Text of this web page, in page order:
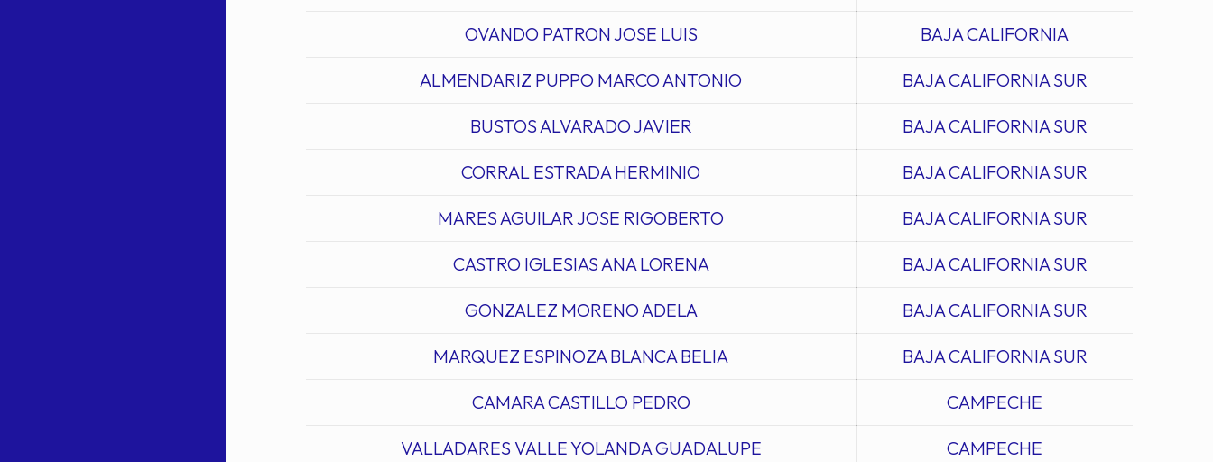
OVANDO PATRON JOSE LUIS BAJA CALIFORNIA
ALMENDARIZ PUPPO MARCO ANTONIO BAJA CALIFORNIA SUR
BUSTOS ALVARADO JAVIER BAJA CALIFORNIA SUR
CORRAL ESTRADA HERMINIO BAJA CALIFORNIA SUR
MARES AGUILAR JOSE RIGOBERTO BAJA CALIFORNIA SUR
CASTRO IGLESIAS ANA LORENA BAJA CALIFORNIA SUR
GONZALEZ MORENO ADELA BAJA CALIFORNIA SUR
MARQUEZ ESPINOZA BLANCA BELIA BAJA CALIFORNIA SUR
CAMARA CASTILLO PEDRO CAMPECHE
VALLADARES VALLE YOLANDA GUADALUPE CAMPECHE